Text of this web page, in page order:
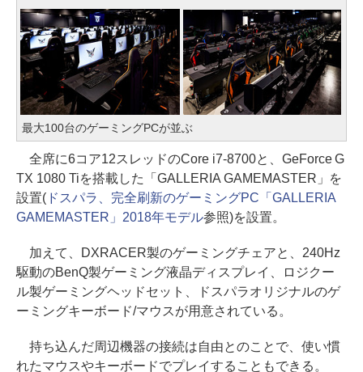
最大100台のゲーミングPCが並ぶ
全席に6コア12スレッドのCore i7-8700と、GeForce G
TX 1080 Tiを搭載した「GALLERIA GAMEMASTER」を
設置(ドスパラ、完全刷新のゲーミングPC「GALLERIA
GAMEMASTER」2018年モデル参照)を設置。
加えて、DXRACER製のゲーミングチェアと、240Hz
駆動のBenQ製ゲーミング液晶ディスプレイ、ロジクー
ル製ゲーミングヘッドセット、ドスパラオリジナルのゲ
ーミングキーボード/マウスが用意されている。
持ち込んだ周辺機器の接続は自由とのことで、使い慣
れたマウスやキーボードでプレイすることもできる。